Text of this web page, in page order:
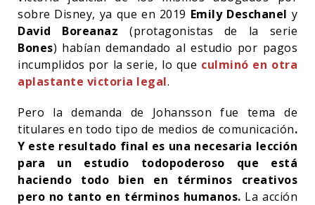
sobre Disney, ya que en 2019 Emily Deschanel y
David Boreanaz(protagonistas de la serie
Bones) habían demandado al estudio por pagos
incumplidos por la serie, lo que culminó en otra
aplastante victoria legal.
Pero la demanda de Johansson fue tema de
titulares en todo tipo de medios de comunicación.
Y este resultado final es una necesaria lección
para un estudio todopoderoso que está
haciendo todo bien en términos creativos
pero no tanto en términos humanos. La acción